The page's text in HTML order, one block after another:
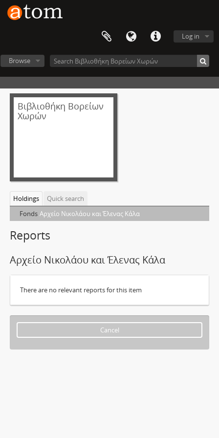
Log in
Browse
Βιβλιοθήκη Βορείων
Χωρών
Holdings
Quick search
Fonds Αρχείο Νικολάoυ και Έλενας Κάλα
Reports
Αρχείο Νικολάoυ και Έλενας Κάλα
There are no relevant reports for this item
Cancel